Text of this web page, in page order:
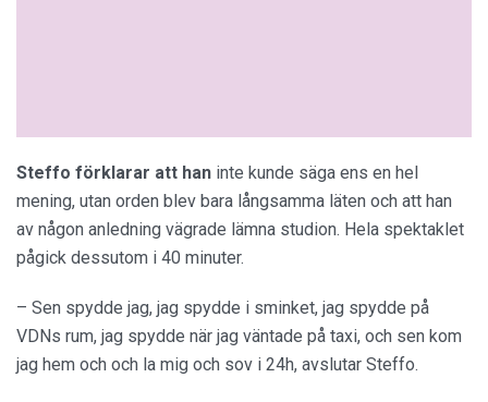
Steffo förklarar att han inte kunde säga ens en hel
mening, utan orden blev bara långsamma läten och att han
av någon anledning vägrade lämna studion. Hela spektaklet
pågick dessutom i 40 minuter.
– Sen spydde jag, jag spydde i sminket, jag spydde på
VDNs rum, jag spydde när jag väntade på taxi, och sen kom
jag hem och och la mig och sov i 24h, avslutar Steffo.